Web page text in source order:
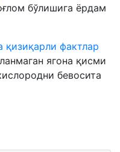
бўлишига ёрдам
қизиқарли фактлар
ягона қисми
бевосита